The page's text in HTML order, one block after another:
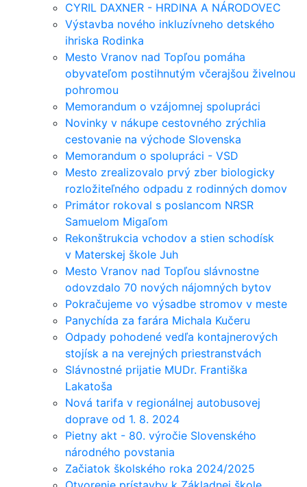
CYRIL DAXNER - HRDINA A NÁRODOVEC
Výstavba nového inkluzívneho detského
ihriska Rodinka
Mesto Vranov nad Topľou pomáha
obyvateľom postihnutým včerajšou živelnou
pohromou
Memorandum o vzájomnej spolupráci
Novinky v nákupe cestovného zrýchlia
cestovanie na východe Slovenska
Memorandum o spolupráci - VSD
Mesto zrealizovalo prvý zber biologicky
rozložiteľného odpadu z rodinných domov
Primátor rokoval s poslancom NRSR
Samuelom Migaľom
Rekonštrukcia vchodov a stien schodísk
v Materskej škole Juh
Mesto Vranov nad Topľou slávnostne
odovzdalo 70 nových nájomných bytov
Pokračujeme vo výsadbe stromov v meste
Panychída za farára Michala Kučeru
Odpady pohodené vedľa kontajnerových
stojísk a na verejných priestranstvách
Slávnostné prijatie MUDr. Františka
Lakatoša
Nová tarifa v regionálnej autobusovej
doprave od 1. 8. 2024
Pietny akt - 80. výročie Slovenského
národného povstania
Začiatok školského roka 2024/2025